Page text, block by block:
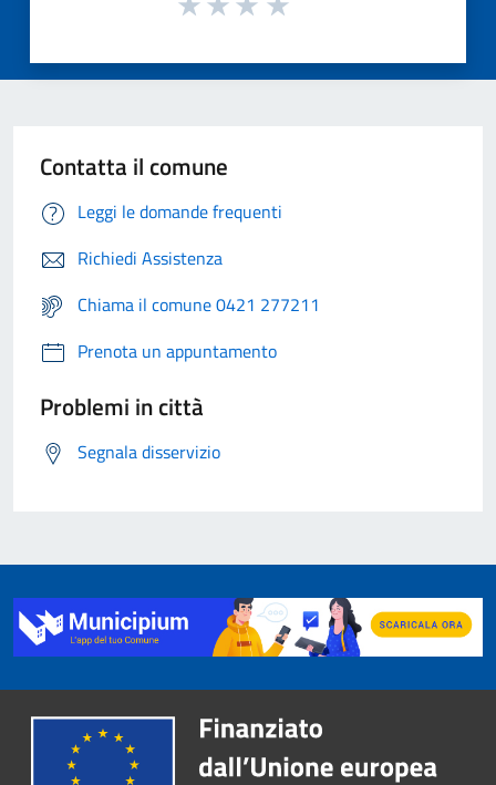
Contatta il comune
Leggi le domande frequenti
Richiedi Assistenza
Chiama il comune 0421 277211
Prenota un appuntamento
Problemi in città
Segnala disservizio